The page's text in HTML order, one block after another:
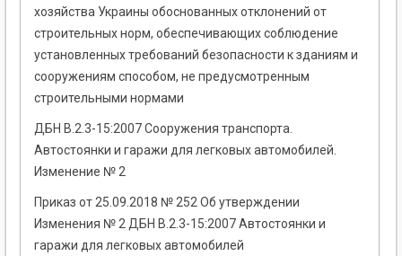
хозяйства Украины обоснованных отклонений от
строительных норм, обеспечивающих соблюдение
установленных требований безопасности к зданиям и
сооружениям способом, не предусмотренным
строительными нормами
ДБН В.2.3-15:2007 Сооружения транспорта.
Автостоянки и гаражи для легковых автомобилей.
Изменение № 2
Приказ от 25.09.2018 № 252 Об утверждении
Изменения № 2 ДБН В.2.3-15:2007 Автостоянки и
гаражи для легковых автомобилей